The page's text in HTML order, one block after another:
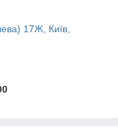
17Ж, Київ,